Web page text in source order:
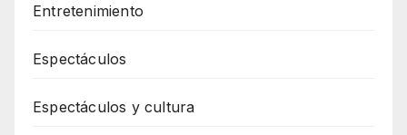
Entretenimiento
Espectáculos
Espectáculos y cultura